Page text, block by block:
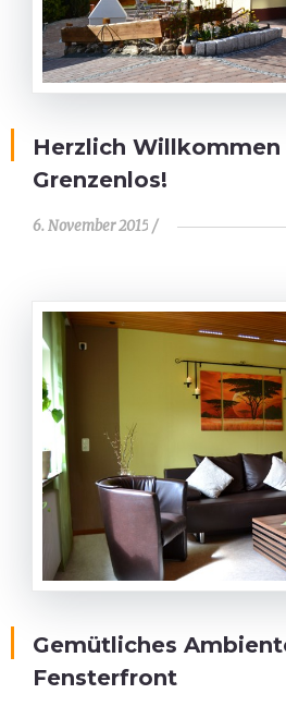
Herzlich Willkommen
Grenzenlos!
6. November 2015
Gemütliches
Fensterfront